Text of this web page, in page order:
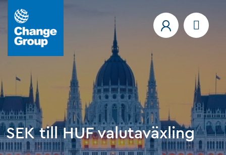
SEK till HUF valutaväxling